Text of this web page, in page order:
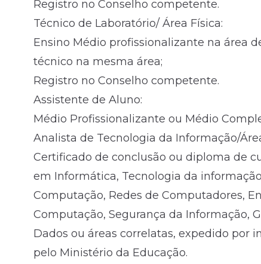
Registro no Conselho competente.
Técnico de Laboratório/ Área Física:
Ensino Médio profissionalizante na área
técnico na mesma área;
Registro no Conselho competente.
Assistente de Aluno:
Médio Profissionalizante ou Médio
Analista de Tecnologia da Informação/
Certificado de conclusão ou diploma de
em Informática, Tecnologia da
Computação, Redes de Computadores,
Computação, Segurança da Informação,
Dados ou áreas correlatas, expedido por
pelo Ministério da Educação.